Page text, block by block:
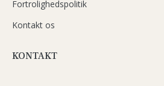
Fortrolighedspolitik
Kontakt os
KONTAKT